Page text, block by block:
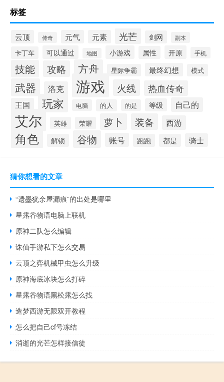
标签
云顶 传奇 元气 元素 光芒 剑网 副本
卡丁车 可以通过 地图 小游戏 属性 开原 手机
技能 攻略 方舟 星际争霸 最终幻想 模式
武器 洛克 游戏 火线 热血传奇
王国 玩家 电脑 的人 的是 等级 自己的
艾尔 英雄 荣耀 萝卜 装备 西游
角色 解锁 谷物 账号 跑跑 都是 骑士
猜你想看的文章
“遗墨犹余屋漏痕”的出处是哪里
星露谷物语电脑上联机
原神二队怎么编辑
诛仙手游私下怎么交易
云顶之弈机械甲虫怎么升级
原神海底冰块怎么打碎
星露谷物语黑松露怎么找
造梦西游无限双开教程
怎么把自己cf号冻结
消逝的光芒怎样接信徒